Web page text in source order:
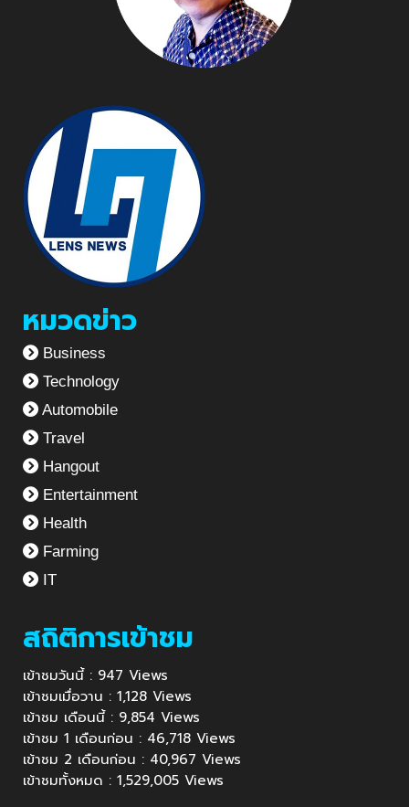
หมวดข่าว
Business
Technology
Automobile
Travel
Hangout
Entertainment
Health
Farming
IT
สถิติการเข้าชม
เข้าชมวันนี้ : 947 Views
เข้าชมเมื่อวาน : 1,128 Views
เข้าชม เดือนนี้ : 9,854 Views
เข้าชม 1 เดือนก่อน : 46,718 Views
เข้าชม 2 เดือนก่อน : 40,967 Views
เข้าชมทั้งหมด : 1,529,005 Views